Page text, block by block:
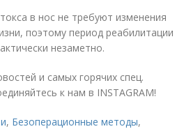
в нос не требуют изменения
поэтому период реабилитации
незаметно.
и самых горячих спец.
к нам в INSTAGRAM!
, Безоперационные методы,